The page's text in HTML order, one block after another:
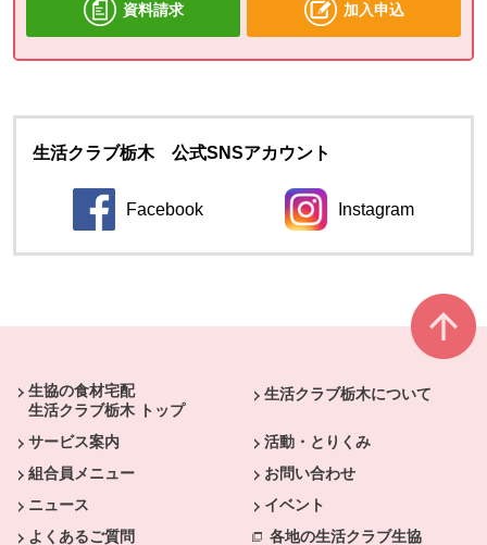
資料請求 加入申込
生活クラブ栃木 公式SNSアカウント
Facebook
別のウィンドウで開きます。
Instagram
別のウィンドウ
生協の食材宅配
生活クラブ栃木 トップ
生活クラブ栃木について
サービス案内
活動・とりくみ
組合員メニュー
お問い合わせ
ニュース
イベント
よくあるご質問
各地の生活クラブ生協